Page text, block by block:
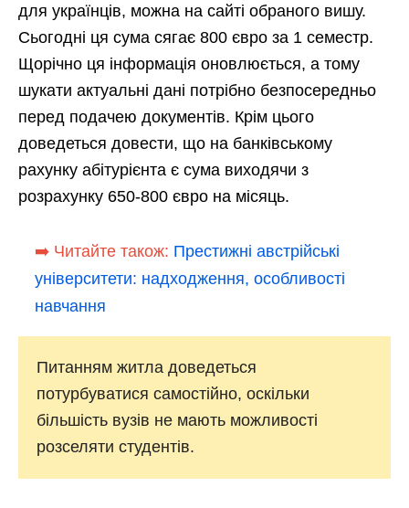
для українців, можна на сайті обраного вишу.
Сьогодні ця сума сягає 800 євро за 1 семестр.
Щорічно ця інформація оновлюється, а тому
шукати актуальні дані потрібно безпосередньо
перед подачею документів. Крім цього
доведеться довести, що на банківському
рахунку абітурієнта є сума виходячи з
розрахунку 650-800 євро на місяць.
➡️ Читайте також: Престижні австрійські
університети: надходження, особливості
навчання
Питанням житла доведеться
потурбуватися самостійно, оскільки
більшість вузів не мають можливості
розселяти студентів.